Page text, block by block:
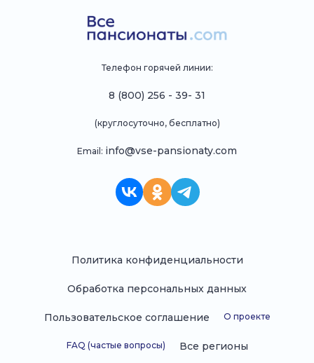
Политика конфиденциальности
Обработка персональных данных
Пользовательское соглашение О проекте
FAQ (частые вопросы) Все регионы
Телефон горячей линии:
8 (800) 256 - 39- 31
(круглосуточно, бесплатно)
Email: info@vse-pansionaty.com